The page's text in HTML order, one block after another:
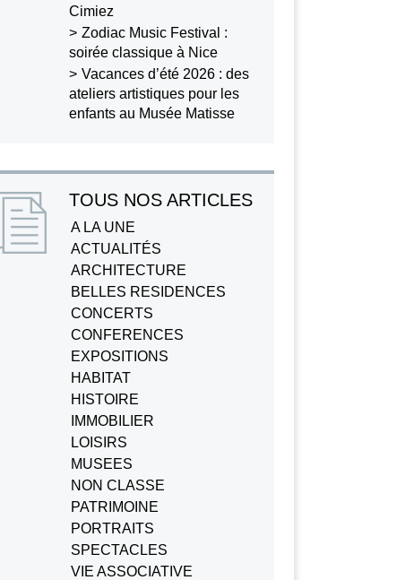
Cimiez
Zodiac Music Festival :
soirée classique à Nice
Vacances d’été 2026 : des
ateliers artistiques pour les
enfants au Musée Matisse
TOUS NOS ARTICLES
A LA UNE
ACTUALITÉS
ARCHITECTURE
BELLES RESIDENCES
CONCERTS
CONFERENCES
EXPOSITIONS
HABITAT
HISTOIRE
IMMOBILIER
LOISIRS
MUSEES
NON CLASSE
PATRIMOINE
PORTRAITS
SPECTACLES
VIE ASSOCIATIVE